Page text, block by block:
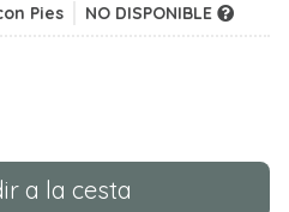
Pies NO DISPONIBLE
a la cesta